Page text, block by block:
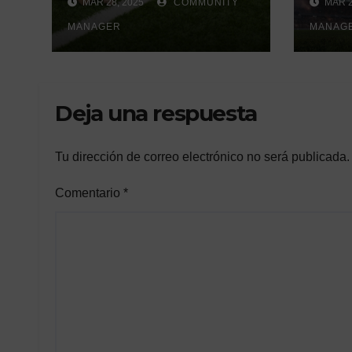
de Écija:
Renovación y
Mantenimiento
MAR 28, 2025 COMMUNITY
MANAGER
unMAR
Deja una respuesta
Tu dirección de correo electrónico no será publicada.
Comentario *